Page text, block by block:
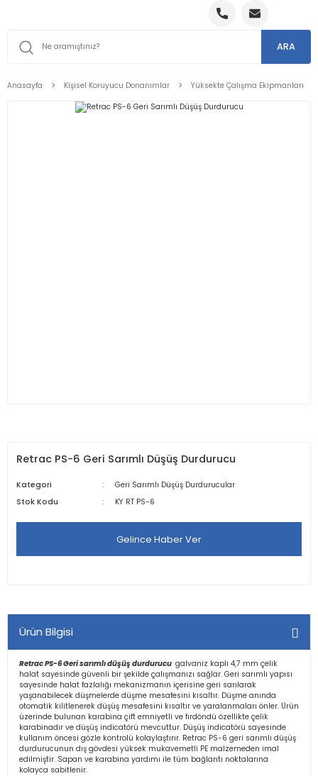
ARA
Anasayfa Kişisel Koruyucu Donanımlar Yüksekte Çalışma Ekipmanları
Retrac PS-6 Geri Sarımlı Düşüş Durdurucu
Kategori
Geri Sarımlı Düşüş Durdurucular
Stok Kodu
KY RT PS-6
Gelince Haber Ver
Ürün Bilgisi
Retrac PS-6 Geri sarımlı düşüş durdurucu galvaniz kaplı 4,7 mm çelik
halat sayesinde güvenli bir şekilde çalışmanızı sağlar. Geri sarımlı yapısı
sayesinde halat fazlalığı mekanizmanın içerisine geri sarılarak
yaşanabilecek düşmelerde düşme mesafesini kısaltır. Düşme anında
otomatik kilitlenerek düşüş mesafesini kısaltır ve yaralanmaları önler. Ürün
üzerinde bulunan karabina çift emniyetli ve fırdöndü özellikte çelik
karabinadır ve düşüş indicatörü mevcuttur. Düşüş indicatörü sayesinde
kullanım öncesi gözle kontrolü kolaylaştırır. Retrac PS-6 geri sarımlı düşüş
durdurucunun dış gövdesi yüksek mukavemetli PE malzemeden imal
edilmiştir. Sapan ve karabina yardımı ile tüm bağlantı noktalarına
kolayca sabitlenir.